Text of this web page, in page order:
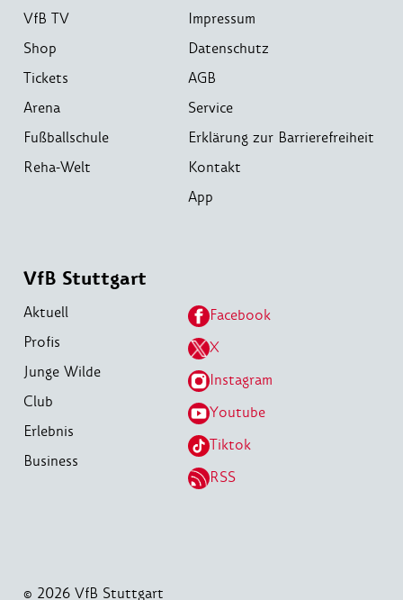
VfB TV
Shop
Tickets
Arena
Fußballschule
Reha-Welt
Impressum
Datenschutz
AGB
Service
Erklärung zur Barrierefreiheit
Kontakt
App
VfB Stuttgart
Aktuell
Profis
Junge Wilde
Club
Erlebnis
Business
Facebook
X
Instagram
Youtube
Tiktok
RSS
© 2026 VfB Stuttgart